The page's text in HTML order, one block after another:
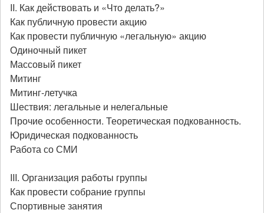
II. Как действовать и «Что делать?»
Как публичную провести акцию
Как провести публичную «легальную» акцию
Одиночный пикет
Массовый пикет
Митинг
Митинг-летучка
Шествия: легальные и нелегальные
Прочие особенности. Теоретическая подкованность.
Юридическая подкованность
Работа со СМИ
III. Организация работы группы
Как провести собрание группы
Спортивные занятия